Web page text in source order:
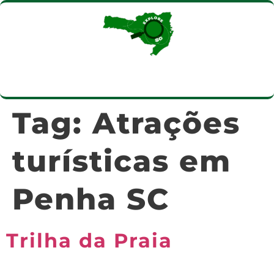
Tag:Atrações
turísticas em
Penha SC
Trilha da Praia